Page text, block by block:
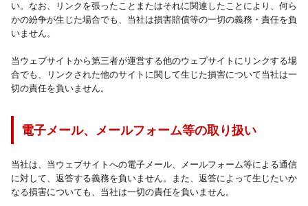
い。なお、リンクを張ったことまたはそれに関連したことにより、何ら
かの紛争が生じた場合でも、当社は損害賠償等の一切の義務・責任を負
いません。
当ウェブサイトから第三者が運営する他のウェブサイトにリンクする場
合でも、リンクされた他のサイトに関して生じた損害について当社は一
切の責任を負いません。
電子メール、メールフォーム等の取り扱い
当社は、当ウェブサイトへの電子メール、メールフォーム等による通信
に対して、返答する義務を負いません。また、返答によって生じたいか
なる損害についても、当社は一切の責任を負いません。